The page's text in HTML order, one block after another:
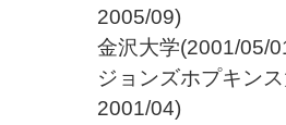
2005/09)
金沢大学(2001/05/
ジョンズホプキン
2001/04)